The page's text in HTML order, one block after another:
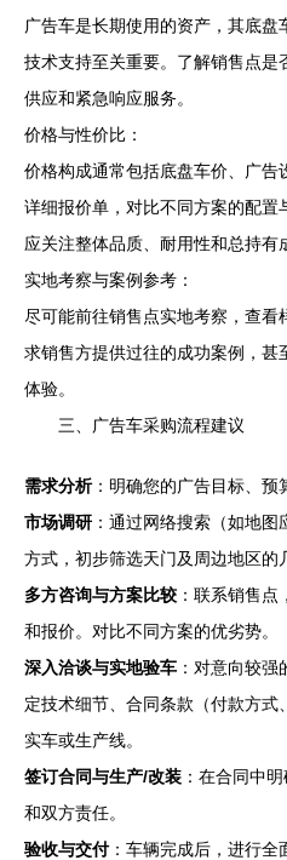
广告车是长期使用的资产，其底盘
技术支持至关重要。了解销售点
供应和紧急响应服务。
价格与性价比：
价格构成通常包括底盘车价、广告
详细报价单，对比不同方案的配
应关注整体品质、耐用性和总持有
实地考察与案例参考：
尽可能前往销售点实地考察，查
求销售方提供过往的成功案例，甚
体验。
三、广告车采购流程建议
需求分析：明确您的广告目标、预
市场调研 ：通过网络搜索（如地
方式，初步筛选天门及周边地区的
多方咨询与方案比较 ：联系销售
和报价。对比不同方案的优劣势。
深入洽谈与实地验车 ：对意向较
定技术细节、合同条款（付款方
实车或生产线。
签订合同与生产/改装 ：在合同中
和双方责任。
验收与交付：车辆完成后，进行全